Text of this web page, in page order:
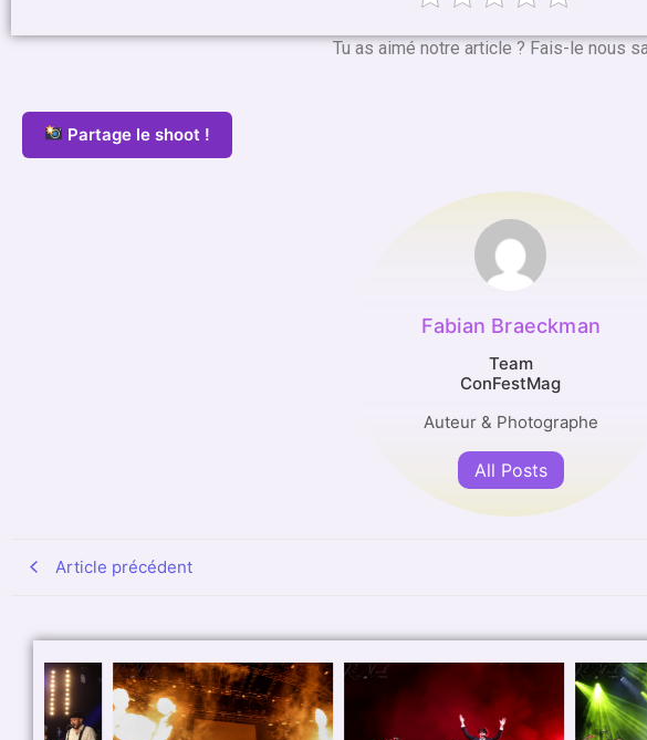
Tu as aimé notre article ? Fais-le nous
Partage le shoot !
Fabian Braeckman
Team
ConFestMag
Auteur & Photographe
All Posts
Article précédent